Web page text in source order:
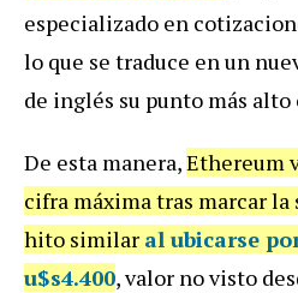
especializado en
lo que se traduce en un
de inglés su punto más
De esta manera,Ethereum
cifra máxima tras marcar la
hito similar al ubicarse
u$s4.400, valor no visto